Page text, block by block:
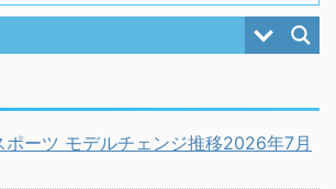
ポーツ モデルチェンジ推移2026年7月